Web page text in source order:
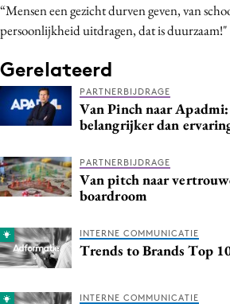
“Mensen een gezicht durven geven, van
persoonlijkheid uitdragen, dat is duurzaam!"
Gerelateerd
PARTNERBIJDRAGE
Van Pinch naar
belangrijker dan
PARTNERBIJDRAGE
Van pitch naar
boardroom
INTERNE COMMUNICATIE
Trends to Brands Top
INTERNE COMMUNICATIE